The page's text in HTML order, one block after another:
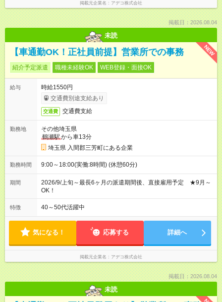
掲載元企業名 アデコ株式会社
掲載日：2026.08.04
未読
NEW
【車通勤OK！正社員前提】営業所での事務
紹介予定派遣 職種未経験OK WEB登録・面接OK
給与
時給1550円
交通費別途支給あり
交通費 交通費支給
勤務地
その他埼玉県
鶴瀬駅から車13分
埼玉県 入間郡三芳町にある企業
勤務時間 9:00～18:00(実働:8時間) (休憩60分)
期間
2026/9/上旬～最長6ヶ月の派遣期間後、直接雇用予定 ★9月～
OK！
特徴 40～50代活躍中
気になる！ 応募する 詳細へ
掲載元企業名 アデコ株式会社
掲載日：2026.08.04
未読